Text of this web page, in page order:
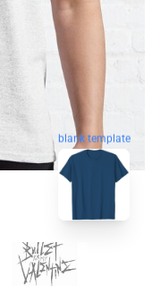
blank template